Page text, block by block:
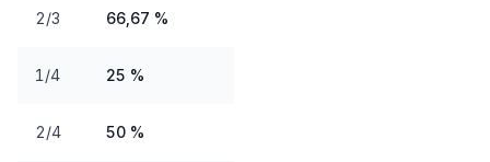
2/3 66,67 %
1/4 25 %
2/4 50 %